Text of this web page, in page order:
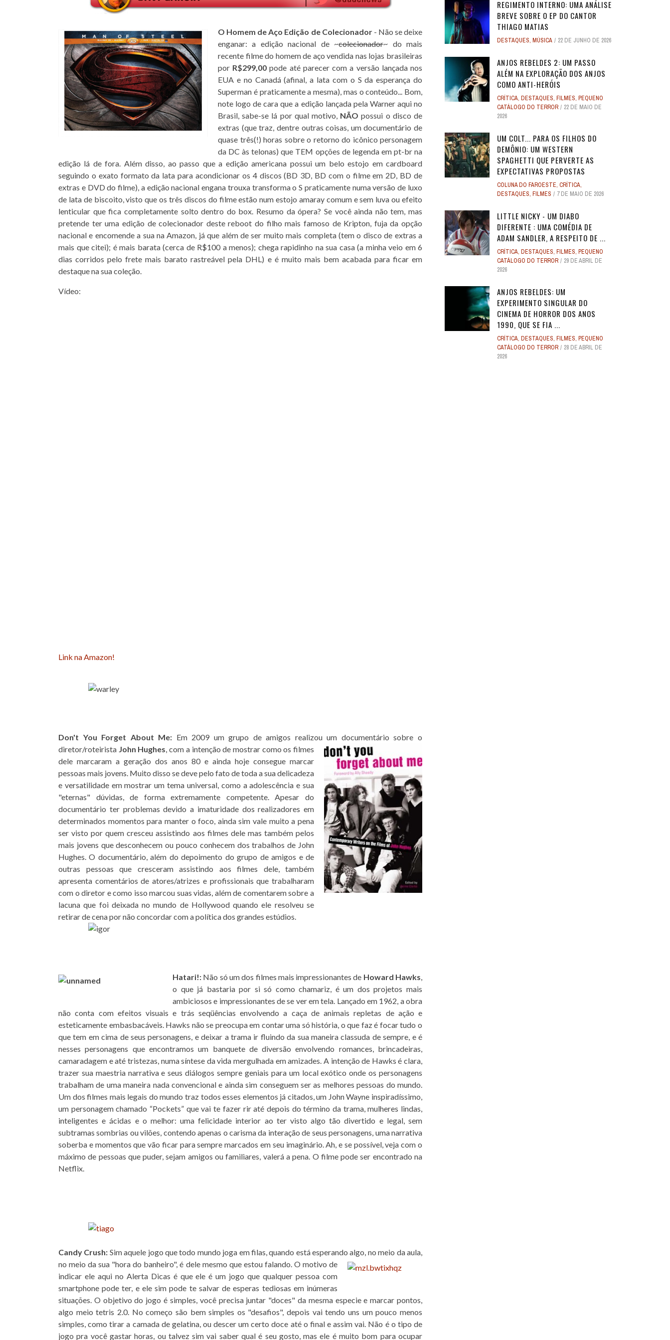
O Homem de Aço Edição de Colecionador- Não se deixe
enganar: a edição nacional de ~colecionador~ do mais
recente filme do homem de aço vendida nas lojas brasileiras
por R$299,00 pode até parecer com a versão lançada nos
EUA e no Canadá (afinal, a lata com o S da esperança do
Superman é praticamente a mesma), mas o conteúdo... Bom,
note logo de cara que a edição lançada pela Warner aqui no
Brasil, sabe-se lá por qual motivo, NÃO possui o disco de
extras (que traz, dentre outras coisas, um documentário de
quase três(!) horas sobre o retorno do icônico personagem
da DC às telonas) que TEM opções de legenda em pt-br na
edição lá de fora. Além disso, ao passo que a edição americana possui um belo estojo em cardboard
seguindo o exato formato da lata para acondicionar os 4 discos (BD 3D, BD com o filme em 2D, BD de
extras e DVD do filme), a edição nacional engana trouxa transforma o S praticamente numa versão de luxo
de lata de biscoito, visto que os três discos do filme estão num estojo amaray comum e sem luva ou efeito
lenticular que fica completamente solto dentro do box. Resumo da ópera? Se você ainda não tem, mas
pretende ter uma edição de colecionador deste reboot do filho mais famoso de Kripton, fuja da opção
nacional e encomende a sua na Amazon, já que além de ser muito mais completa (tem o disco de extras a
mais que citei); é mais barata (cerca de R$100 a menos); chega rapidinho na sua casa (a minha veio em 6
dias corridos pelo frete mais barato rastreável pela DHL) e é muito mais bem acabada para ficar em
destaque na sua coleção.
Vídeo:
Link na Amazon!
Don't You Forget About Me: Em 2009 um grupo de amigos realizou um documentário sobre o
diretor/roteirista John Hughes, com a intenção de mostrar como os filmes
dele marcaram a geração dos anos 80 e ainda hoje consegue marcar
pessoas mais jovens. Muito disso se deve pelo fato de toda a sua delicadeza
e versatilidade em mostrar um tema universal, como a adolescência e sua
"eternas" dúvidas, de forma extremamente competente. Apesar do
documentário ter problemas devido a imaturidade dos realizadores em
determinados momentos para manter o foco, ainda sim vale muito a pena
ser visto por quem cresceu assistindo aos filmes dele mas também pelos
mais jovens que desconhecem ou pouco conhecem dos trabalhos de John
Hughes. O documentário, além do depoimento do grupo de amigos e de
outras pessoas que cresceram assistindo aos filmes dele, também
apresenta comentários de atores/atrizes e profissionais que trabalharam
com o diretor e como isso marcou suas vidas, além de comentarem sobre a
lacuna que foi deixada no mundo de Hollywood quando ele resolveu se
retirar de cena por não concordar com a política dos grandes estúdios.
Hatari!: Não só um dos filmes mais impressionantes de Howard Hawks,
o que já bastaria por si só como chamariz, é um dos projetos mais
ambiciosos e impressionantes de se ver em tela. Lançado em 1962, a obra
não conta com efeitos visuais e trás seqüências envolvendo a caça de animais repletas de ação e
esteticamente embasbacáveis. Hawks não se preocupa em contar uma só história, o que faz é focar tudo o
que tem em cima de seus personagens, e deixar a trama ir fluindo da sua maneira classuda de sempre, e é
nesses personagens que encontramos um banquete de diversão envolvendo romances, brincadeiras,
camaradagem e até tristezas, numa síntese da vida mergulhada em amizades. A intenção de Hawks é clara,
trazer sua maestria narrativa e seus diálogos sempre geniais para um local exótico onde os personagens
trabalham de uma maneira nada convencional e ainda sim conseguem ser as melhores pessoas do mundo.
Um dos filmes mais legais do mundo traz todos esses elementos já citados, um John Wayne inspiradíssimo,
um personagem chamado “Pockets” que vai te fazer rir até depois do término da trama, mulheres lindas,
inteligentes e ácidas e o melhor: uma felicidade interior ao ter visto algo tão divertido e legal, sem
subtramas sombrias ou vilões, contendo apenas o carisma da interação de seus personagens, uma narrativa
soberba e momentos que vão ficar para sempre marcados em seu imaginário. Ah, e se possível, veja com o
máximo de pessoas que puder, sejam amigos ou familiares, valerá a pena. O filme pode ser encontrado na
Netflix.
Candy Crush: Sim aquele jogo que todo mundo joga em filas, quando está esperando algo, no meio da aula,
no meio da sua "hora do banheiro", é dele mesmo que estou falando. O motivo de
indicar ele aqui no Alerta Dicas é que ele é um jogo que qualquer pessoa com
smartphone pode ter, e ele sim pode te salvar de esperas tediosas em inúmeras
situações. O objetivo do jogo é simples, você precisa juntar "doces" da mesma especie e marcar pontos,
algo meio tetris 2.0. No começo são bem simples os "desafios", depois vai tendo uns um pouco menos
simples, como tirar a camada de gelatina, ou descer um certo doce até o final e assim vai. Não é o tipo de
jogo pra você gastar horas, ou talvez sim vai saber qual é seu gosto, mas ele é muito bom para ocupar
REGIMENTO INTERNO: UMA ANÁLISE
BREVE SOBRE O EP DO CANTOR
THIAGO MATIAS
DESTAQUES, MÚSICA 22 DE JUNHO DE 2026
ANJOS REBELDES 2: UM PASSO
ALÉM NA EXPLORAÇÃO DOS ANJOS
COMO ANTI-HERÓIS
CRÍTICA, DESTAQUES, FILMES, PEQUENO
CATÁLOGO DO TERROR
22 DE MAIO DE
2026
UM COLT... PARA OS FILHOS DO
DEMÔNIO: UM WESTERN
SPAGHETTI QUE PERVERTE AS
EXPECTATIVAS PROPOSTAS
COLUNA DO FAROESTE, CRÍTICA,
DESTAQUES, FILMES 7 DE MAIO DE 2026
LITTLE NICKY - UM DIABO
DIFERENTE : UMA COMÉDIA DE
ADAM SANDLER, A RESPEITO DE ...
CRÍTICA, DESTAQUES, FILMES, PEQUENO
CATÁLOGO DO TERROR
29 DE ABRIL DE
2026
ANJOS REBELDES: UM
EXPERIMENTO SINGULAR DO
CINEMA DE HORROR DOS ANOS
1990, QUE SE FIA ...
CRÍTICA, DESTAQUES, FILMES, PEQUENO
CATÁLOGO DO TERROR
28 DE ABRIL DE
2026